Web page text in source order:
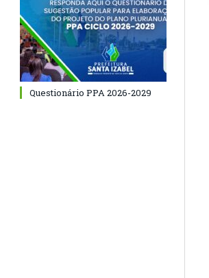
Questionário PPA 2026-2029